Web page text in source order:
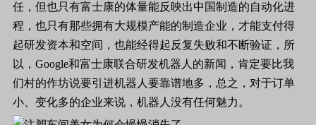
任，但也只有富士康的体量能反映出中国制造的自动化进
程，也只有那些拥有大规模产能的制造企业，才能支付得
起研发资本和空间，也能经得起反复失败和不断验证，所
以， Google和富士康联合研发机器人的新闻，肯定要比我
们村的作坊说要引进机器人要靠谱地多，总之，对于订单
小、变化多的企业来说，机器人没有任何魅力。